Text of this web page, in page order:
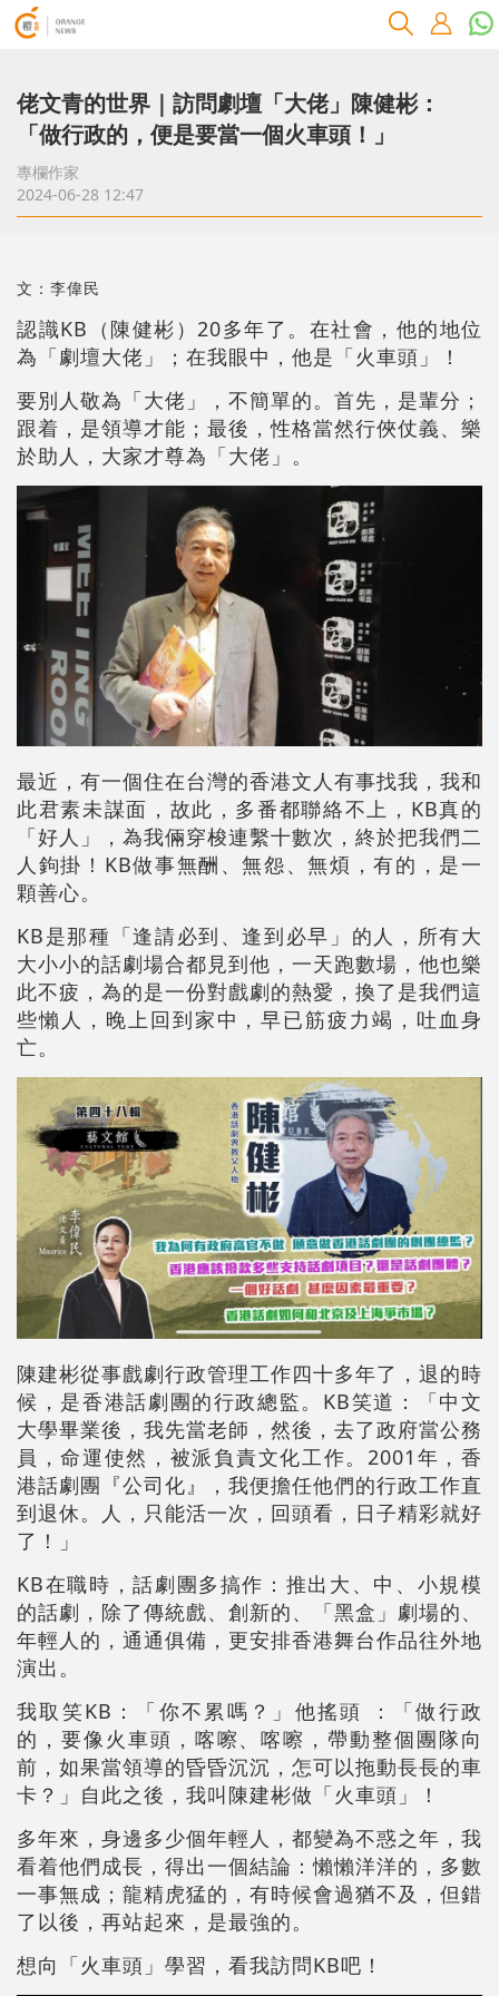
佬文青的世界｜訪問劇壇「大佬」陳健彬：
「做行政的，便是要當一個火車頭！」
專欄作家
2024-06-28 12:47
文：李偉民
認識KB（陳健彬）20多年了。在社會，他的地位
為「劇壇大佬」；在我眼中，他是「火車頭」！
要別人敬為「大佬」，不簡單的。首先，是輩分；
跟着，是領導才能；最後，性格當然行俠仗義、樂
於助人，大家才尊為「大佬」。
最近，有一個住在台灣的香港文人有事找我，我和
此君素未謀面，故此，多番都聯絡不上，KB真的
「好人」，為我倆穿梭連繫十數次，終於把我們二
人鉤掛！KB做事無酬、無怨、無煩，有的，是一
顆善心。
KB是那種「逢請必到、逢到必早」的人，所有大
大小小的話劇場合都見到他，一天跑數場，他也樂
此不疲，為的是一份對戲劇的熱愛，換了是我們這
些懶人，晚上回到家中，早已筋疲力竭，吐血身
亡。
陳建彬從事戲劇行政管理工作四十多年了，退的時
候，是香港話劇團的行政總監。KB笑道：「中文
大學畢業後，我先當老師，然後，去了政府當公務
員，命運使然，被派負責文化工作。2001年，香
港話劇團『公司化』，我便擔任他們的行政工作直
到退休。人，只能活一次，回頭看，日子精彩就好
了！」
KB在職時，話劇團多搞作：推出大、中、小規模
的話劇，除了傳統戲、創新的、「黑盒」劇場的、
年輕人的，通通俱備，更安排香港舞台作品往外地
演出。
我取笑KB：「你不累嗎？」他搖頭 ：「做行政
的，要像火車頭，喀嚓、喀嚓，帶動整個團隊向
前，如果當領導的昏昏沉沉，怎可以拖動長長的車
卡？」自此之後，我叫陳建彬做「火車頭」！
多年來，身邊多少個年輕人，都變為不惑之年，我
看着他們成長，得出一個結論：懶懶洋洋的，多數
一事無成；龍精虎猛的，有時候會過猶不及，但錯
了以後，再站起來，是最強的。
想向「火車頭」學習，看我訪問KB吧！